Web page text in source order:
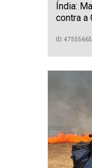
Índia:
contra a
ID: 47555665